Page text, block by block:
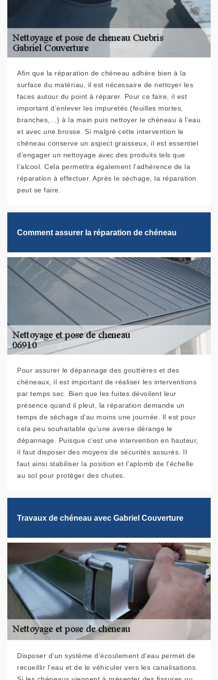
Afin que la réparation de chéneau adhère bien à la
surface du matériau, il est nécessaire de nettoyer les
faces autour du point à réparer. Pour ce faire, il est
important d’enlever les impuretés (feuilles mortes,
branches,…) à la main puis nettoyer le chéneau à l’eau
et avec une brosse. Si malgré cette intervention le
chéneau conserve un aspect graisseux, il est essentiel
d’engager un nettoyage avec des produits tels que
l’alcool. Cela permettra également l’adhérence de la
réparation à effectuer. Après le séchage, la réparation
peut se faire.
Comment assurer la réparation de chéneau
Pour assurer le dépannage des gouttières et des
chéneaux, il est important de réaliser les interventions
par temps sec. Bien que les fuites dévoilent leur
présence quand il pleut, la réparation demande un
temps de séchage d’au moins une journée. Il est pour
cela peu souhaitable qu’une averse dérange le
dépannage. Puisque c’est une intervention en hauteur,
il faut disposer des moyens de sécurités assurés. Il
faut ainsi stabiliser la position et l’aplomb de l’échelle
au sol pour protéger des chutes.
Travaux de chéneau avec Gabriel Couverture
Disposer d’un système d’écoulement d’eau permet de
recueillir l’eau et de le véhiculer vers les canalisations.